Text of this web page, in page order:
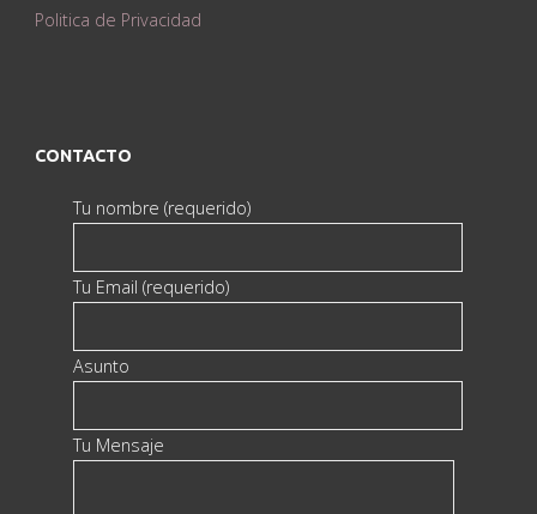
Politica de Privacidad
CONTACTO
Tu nombre (requerido)
Tu Email (requerido)
Asunto
Tu Mensaje